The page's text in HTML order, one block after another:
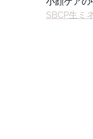
SBCP生ミ